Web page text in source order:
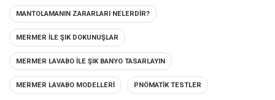
MANTOLAMANIN ZARARLARI NELERDIR?
MERMER ILE ŞIK DOKUNUŞLAR
MERMER LAVABO ILE ŞIK BANYO TASARLAYIN
MERMER LAVABO MODELLERI PNÖMATIK TESTLER